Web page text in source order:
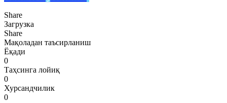
Share
Загрузка
Share
Мақоладан таъсирланиш
Ёқади
0
Таҳсинга лойиқ
0
Хурсандчилик
0